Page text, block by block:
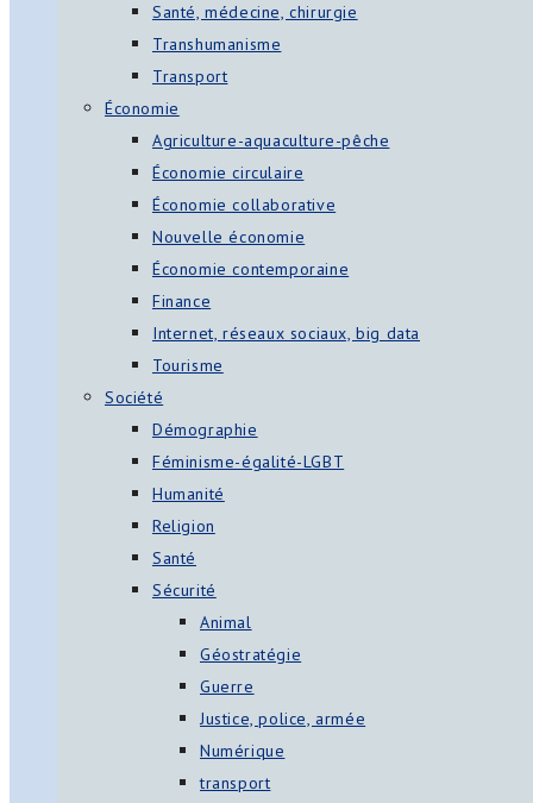
Santé, médecine, chirurgie
Transhumanisme
Transport
Économie
Agriculture-aquaculture-pêche
Économie circulaire
Économie collaborative
Nouvelle économie
Économie contemporaine
Finance
Internet, réseaux sociaux, big data
Tourisme
Société
Démographie
Féminisme-égalité-LGBT
Humanité
Religion
Santé
Sécurité
Animal
Géostratégie
Guerre
Justice, police, armée
Numérique
transport